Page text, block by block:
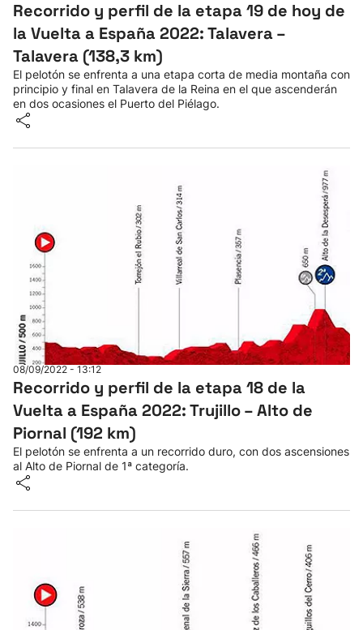
Recorrido y perfil de la etapa 19 de hoy de
la Vuelta a España 2022: Talavera –
Talavera (138,3 km)
El pelotón se enfrenta a una etapa corta de media montaña con
principio y final en Talavera de la Reina en el que ascenderán
en dos ocasiones el Puerto del Piélago.
08/09/2022 - 13:12
Recorrido y perfil de la etapa 18 de la
Vuelta a España 2022: Trujillo – Alto de
Piornal (192 km)
El pelotón se enfrenta a un recorrido duro, con dos ascensiones
al Alto de Piornal de 1ª categoría.